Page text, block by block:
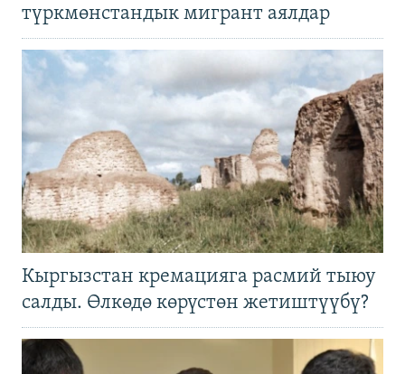
түркмөнстандык мигрант аялдар
Кыргызстан кремацияга расмий тыюу
салды. Өлкөдө көрүстөн жетиштүүбү?